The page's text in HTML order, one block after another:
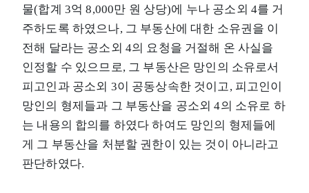
물(합계 3억 8,000만 원 상당)에 누나 공소외 4를 거
주하도록 하였으나, 그 부동산에 대한 소유권을 이
전해 달라는 공소외 4의 요청을 거절해 온 사실을
인정할 수 있으므로, 그 부동산은 망인의 소유로서
피고인과 공소외 3이 공동상속한 것이고, 피고인이
망인의 형제들과 그 부동산을 공소외 4의 소유로 하
는 내용의 합의를 하였다 하여도 망인의 형제들에
게 그 부동산을 처분할 권한이 있는 것이 아니라고
판단하였다.